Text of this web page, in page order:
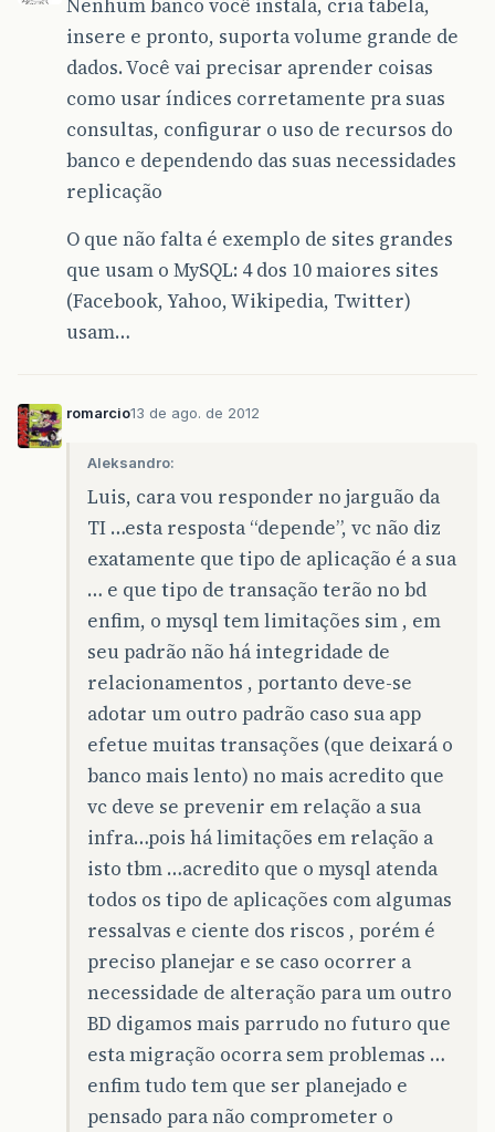
Nenhum banco você instala, cria tabela,
insere e pronto, suporta volume grande de
dados. Você vai precisar aprender coisas
como usar índices corretamente pra suas
consultas, configurar o uso de recursos do
banco e dependendo das suas necessidades
replicação
O que não falta é exemplo de sites grandes
que usam o MySQL: 4 dos 10 maiores sites
(Facebook, Yahoo, Wikipedia, Twitter)
usam…
romarcio13 de ago. de 2012
Aleksandro:
Luis, cara vou responder no jarguão da
TI …esta resposta “depende”, vc não diz
exatamente que tipo de aplicação é a sua
… e que tipo de transação terão no bd
enfim, o mysql tem limitações sim , em
seu padrão não há integridade de
relacionamentos , portanto deve-se
adotar um outro padrão caso sua app
efetue muitas transações (que deixará o
banco mais lento) no mais acredito que
vc deve se prevenir em relação a sua
infra…pois há limitações em relação a
isto tbm …acredito que o mysql atenda
todos os tipo de aplicações com algumas
ressalvas e ciente dos riscos , porém é
preciso planejar e se caso ocorrer a
necessidade de alteração para um outro
BD digamos mais parrudo no futuro que
esta migração ocorra sem problemas …
enfim tudo tem que ser planejado e
pensado para não comprometer o